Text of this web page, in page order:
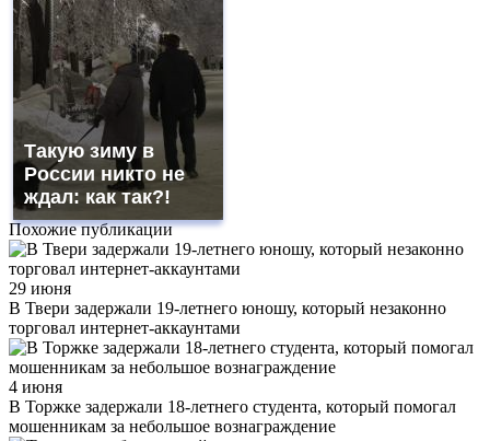
Такую зиму в
России никто не
ждал: как так?!
Похожие публикации
29 июня
В Твери задержали 19-летнего юношу, который незаконно
торговал интернет-аккаунтами
4 июня
В Торжке задержали 18-летнего студента, который помогал
мошенникам за небольшое вознаграждение